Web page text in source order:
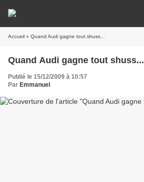
Accueil » Quand Audi gagne tout shuss...
Quand Audi gagne tout shuss...
Publié le 15/12/2009 à 10:57
Par Emmanuel